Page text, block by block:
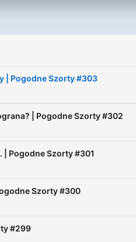
| Pogodne Szorty #303
| Pogodne Szorty #302
Pogodne Szorty #301
Szorty #300
#299